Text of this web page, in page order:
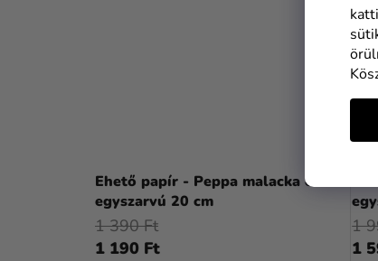
Ehető papír - Peppa malacka és
egyszarvú 20 cm
1 190 Ft
1 390 Ft
1
1